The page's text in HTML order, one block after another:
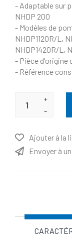
- Adaptable sur
NHDP 200
- Modèles de
NHDP1120R/L,
NHDP1420R/L,
- Pièce d'origine
- Référence
+
-
Ajouter à la
Envoyer à